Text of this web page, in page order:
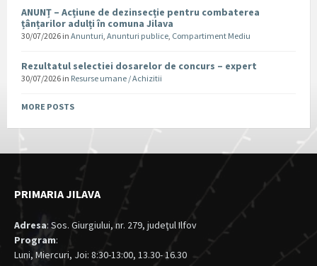
ANUNȚ – Acțiune de dezinsecție pentru combaterea
țânțarilor adulți în comuna Jilava
30/07/2026 in Anunturi, Anunturi publice, Compartiment Mediu
Rezultatul selectiei dosarelor de concurs – expert
30/07/2026 in Resurse umane / Achizitii
MORE POSTS
PRIMARIA JILAVA
Adresa: Sos. Giurgiului, nr. 279, judeţul Ilfov
Program:
Luni, Miercuri, Joi: 8:30-13:00, 13.30- 16.30